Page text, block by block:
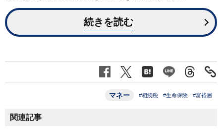
続きを読む
マネー #相続税 #生命保険 #富裕層
関連記事